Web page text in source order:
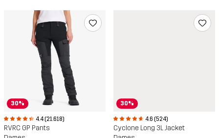
30%
4.4 (21.618)
RVRC GP Pants
30%
4.6 (524)
Cyclone Long 3L Jacket